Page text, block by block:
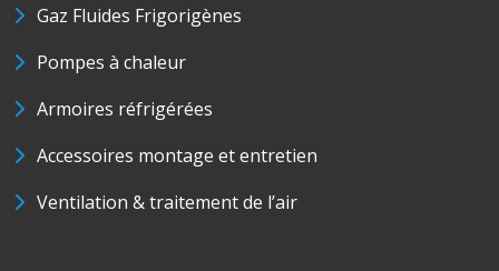
Gaz Fluides Frigorigènes
Pompes à chaleur
Armoires réfrigérées
Accessoires montage et entretien
Ventilation & traitement de l’air